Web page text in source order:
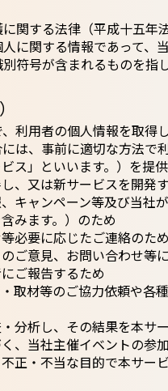
に関する法律（平成十五
に関する情報であって
符号が含まれるものを指し
利用者の個人情報を取
は、事前に適切な方法で
ス」といいます。）を提
、又は新サービスを開発
キャンペーン等及び当社
みます。）のため
必要に応じたご連絡のため
ご意見、お問い合わせ等
ご報告するため
取材等のご協力依頼や各
分析し、その結果を本サ
、当社主催イベントの参
正・不当な目的で本サー